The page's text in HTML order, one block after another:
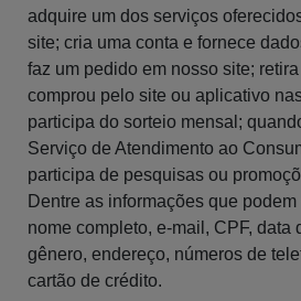
adquire um dos serviços
site; cria uma conta e fornece
faz um pedido em nosso site;
comprou pelo site ou aplicativo
participa do sorteio mensal;
Serviço de Atendimento ao
participa de pesquisas ou
Dentre as informações que
nome completo, e-mail, CPF, data
gênero, endereço, números de
cartão de crédito.